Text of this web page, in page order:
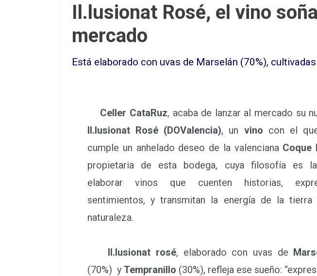
Il.lusionat Rosé, el vino
mercado
Está elaborado con uvas de Marselán (70%),
Celler CataRuz, acaba de lanzar al mercado su
Il.lusionat Rosé (DOValencia), un vino con el
cumple un anhelado deseo de la valenciana Coque
propietaria de esta bodega, cuya filosofía es
elaborar vinos que cuenten historias,
sentimientos, y transmitan la energía de la tierra
naturaleza.
Il.lusionat rosé, elaborado con uvas de
(70%) yTempranillo (30%), refleja ese sueño: